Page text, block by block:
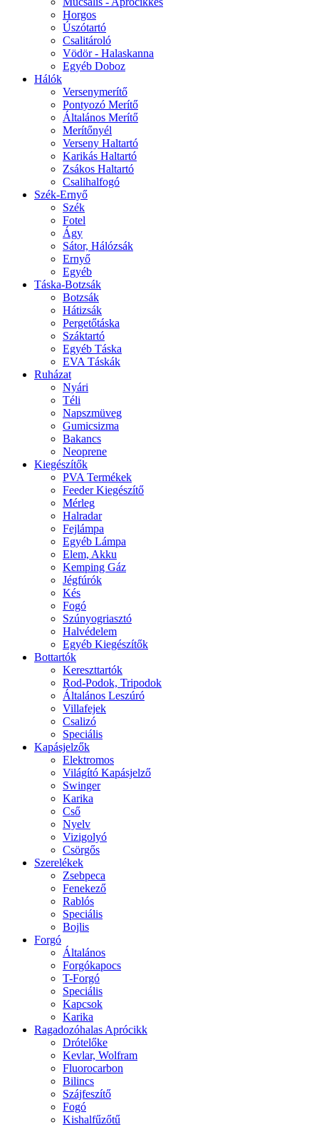
Horgos
Úszótartó
Csalitároló
Vödör - Halaskanna
Egyéb Doboz
Hálók
Versenymerítő
Pontyozó Merítő
Általános Merítő
Merítőnyél
Verseny Haltartó
Karikás Haltartó
Zsákos Haltartó
Csalihalfogó
Szék-Ernyő
Szék
Fotel
Ágy
Sátor, Hálózsák
Ernyő
Egyéb
Táska-Botzsák
Botzsák
Hátizsák
Pergetőtáska
Száktartó
Egyéb Táska
EVA Táskák
Ruházat
Nyári
Téli
Napszmüveg
Gumicsizma
Bakancs
Neoprene
Kiegészítők
PVA Termékek
Feeder Kiegészítő
Mérleg
Halradar
Fejlámpa
Egyéb Lámpa
Elem, Akku
Kemping Gáz
Jégfúrók
Kés
Fogó
Szúnyogriasztó
Halvédelem
Egyéb Kiegészítők
Bottartók
Kereszttartók
Rod-Podok, Tripodok
Általános Leszúró
Villafejek
Csalizó
Speciális
Kapásjelzők
Elektromos
Világító Kapásjelző
Swinger
Karika
Cső
Nyelv
Vizigolyó
Csörgős
Szerelékek
Zsebpeca
Fenekező
Rablós
Speciális
Bojlis
Forgó
Általános
Forgókapocs
T-Forgó
Speciális
Kapcsok
Karika
Ragadozóhalas Aprócikk
Drótelőke
Kevlar, Wolfram
Fluorocarbon
Bilincs
Szájfeszítő
Fogó
Kishalfűzőtű